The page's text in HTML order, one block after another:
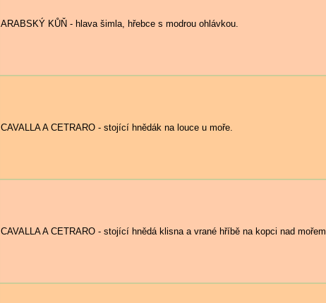
ARABSKÝ KŮŇ - hlava šimla, hřebce s modrou ohlávkou.
CAVALLA A CETRARO - stojící hnědák na louce u moře.
CAVALLA A CETRARO - stojící hnědá klisna a vrané hříbě na kopci nad mořem.